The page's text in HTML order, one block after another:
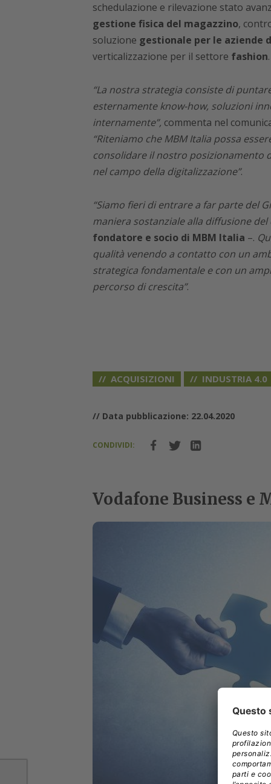
schedulazione e rilevazione stato
gestione fisica del magazzino,
soluzione gestionale per le aziende
verticalizzazione per il settore fashion.
“La nostra strategia consiste di
esternamente know-how, soluzioni
internamente”, commenta nel
“Riteniamo che MBM Italia possa
consolidare il nostro posizionamento
nel campo della digitalizzazione”.
“Siamo fieri di entrare a far parte del
maniera sostanziale alla diffusione del
fondatore e socio di MBM Italia –.
qualità venendo a contatto con un
strategica fondamentale e con un
percorso di crescita”.
ACQUISIZIONI INDUSTRIA 4.0
// Data pubblicazione: 22.04.2020
CONDIVIDI:
Vodafone Business e